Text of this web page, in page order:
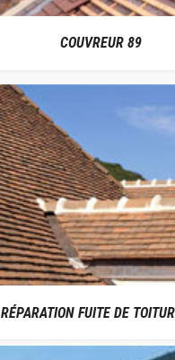
COUVREUR 89
RÉPARATION FUITE DE